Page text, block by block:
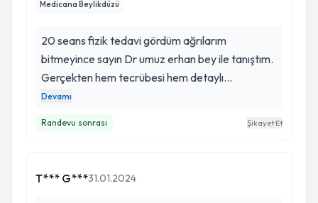
Medicana Beylikdüzü
20 seans fizik tedavi gördüm ağrılarım
bitmeyince sayın Dr umuz erhan bey ile tanıştım.
Gerçekten hem tecrübesi hem detaylı
açıklamaları sayesinde oluşan boynumdaki fıtığın
Devamı
Randevu sonrası Şikayet Et
T*** G***31.01.2024